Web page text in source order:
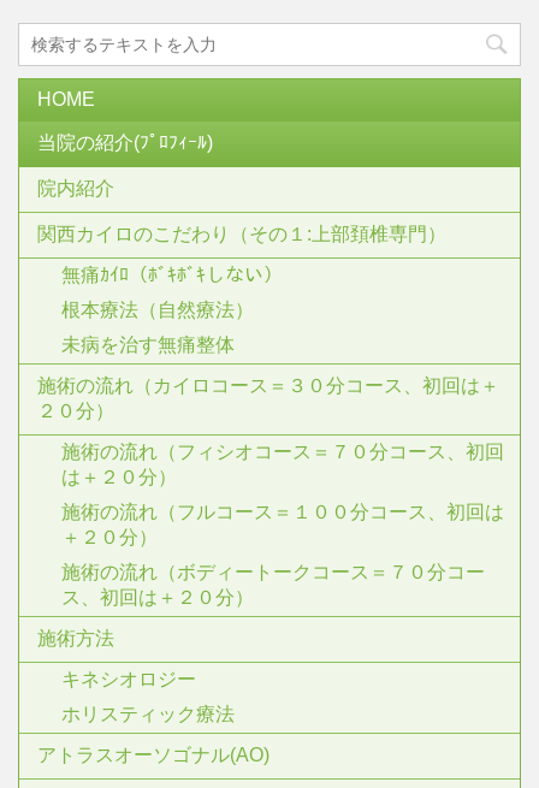
HOME
当院の紹介(ﾌﾟﾛﾌｨｰﾙ)
院内紹介
関西カイロのこだわり（その１:上部頚椎専門）
無痛ｶｲﾛ（ﾎﾞｷﾎﾞｷしない）
根本療法（自然療法）
未病を治す無痛整体
施術の流れ（カイロコース＝３０分コース、初回は＋
２０分）
施術の流れ（フィシオコース＝７０分コース、初回
は＋２０分）
施術の流れ（フルコース＝１００分コース、初回は
＋２０分）
施術の流れ（ボディートークコース＝７０分コー
ス、初回は＋２０分）
施術方法
キネシオロジー
ホリスティック療法
アトラスオーソゴナル(AO)